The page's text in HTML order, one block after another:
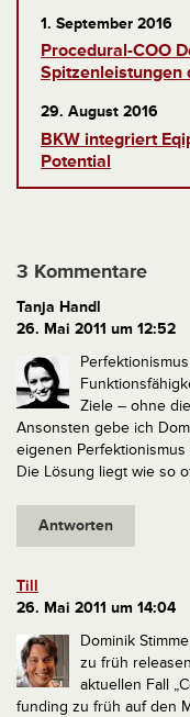
1. September 2016
Procedural-COO
Spitzenleistungen
29. August 2016
BKW integriert
Potential
3 Kommentare
Tanja Handl
26. Mai 2011 um 12:52
Ziele – ohne
Ansonsten gebe ich
eigenen
Die Lösung liegt wie so
Antworten
Till
26. Mai 2011 um 14:04
Dominik
zu früh
aktuellen Fall
funding zu früh auf den